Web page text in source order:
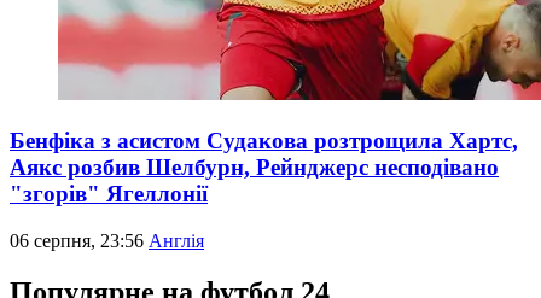
Бенфіка з асистом Судакова розтрощила Хартс,
Аякс розбив Шелбурн, Рейнджерс несподівано
"згорів" Ягеллонії
06 серпня, 23:56 Англія
Популярне на футбол 24